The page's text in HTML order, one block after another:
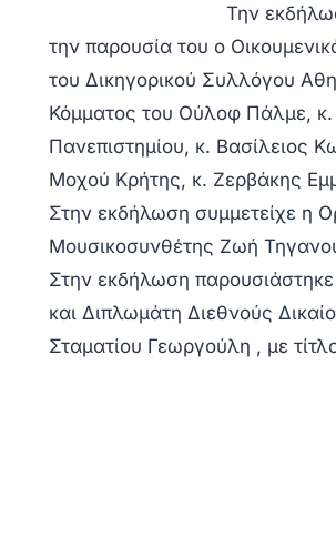
Την
την παρουσία του ο
του Δικηγορικού Συλλόγου
Κόμματος του Ούλοφ Πάλμε,
Πανεπιστημίου, κ. Βασίλειος
Μοχού Κρήτης, κ. Ζερβάκης
Στην εκδήλωση συμμετείχε η
Μουσικοσυνθέτης Ζωή
Στην εκδήλωση
και Διπλωμάτη Διεθνούς
Σταματίου Γεωργούλη , με